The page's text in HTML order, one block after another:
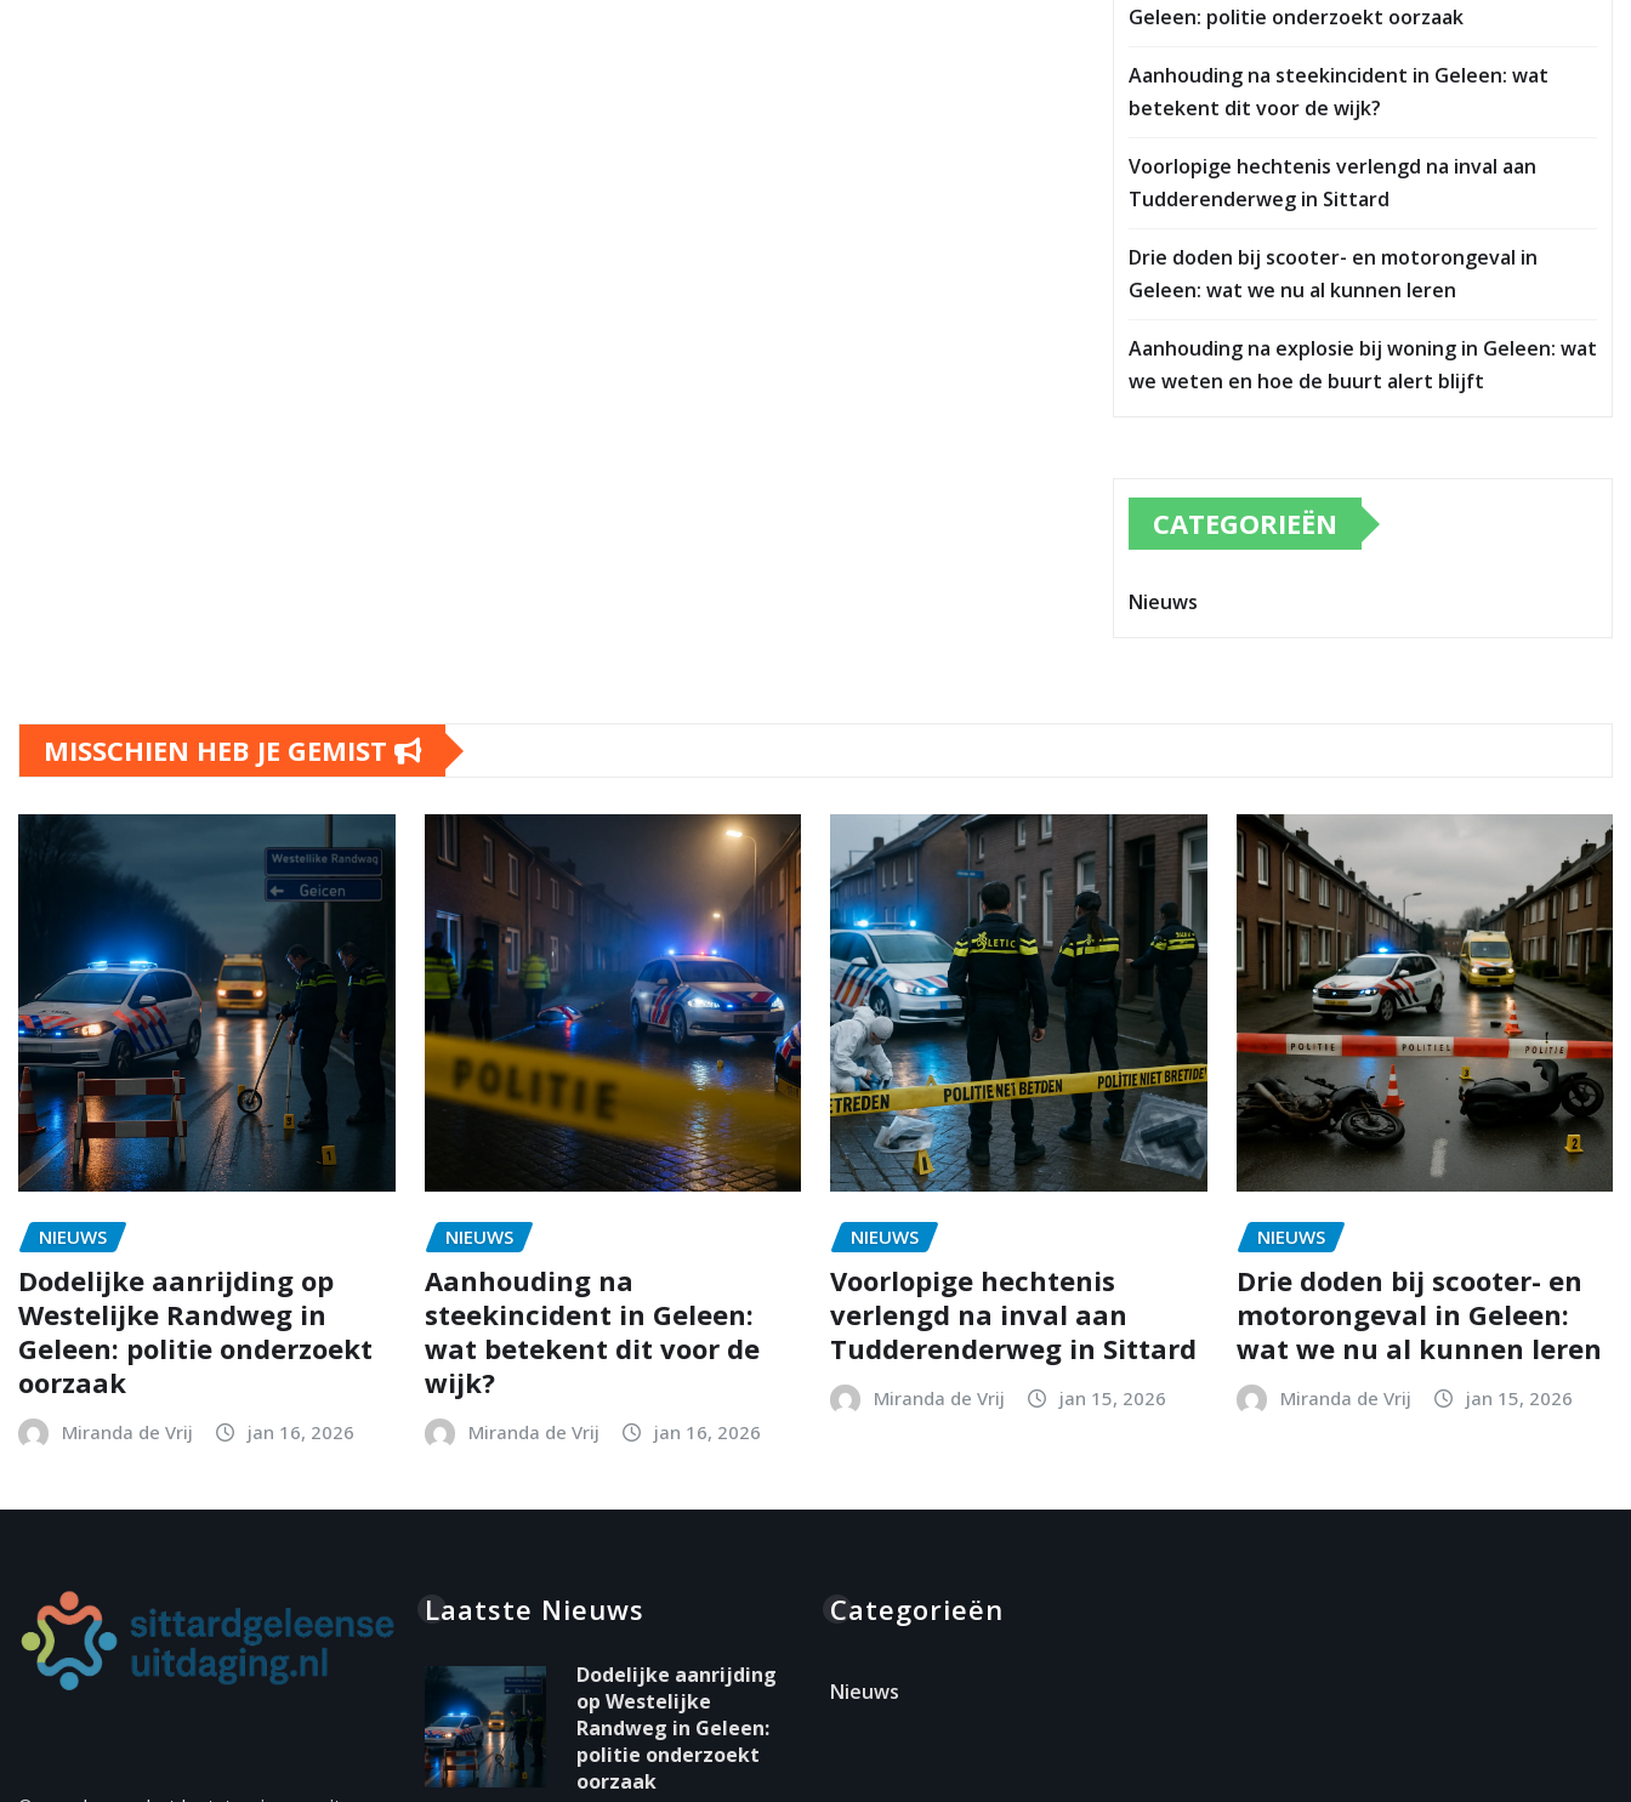
Geleen: politie onderzoekt oorzaak
Aanhouding na steekincident in Geleen: wat
betekent dit voor de wijk?
Voorlopige hechtenis verlengd na inval aan
Tudderenderweg in Sittard
Drie doden bij scooter- en motorongeval in
Geleen: wat we nu al kunnen leren
Aanhouding na explosie bij woning in Geleen: wat
we weten en hoe de buurt alert blijft
CATEGORIEËN
Nieuws
MISSCHIEN HEB JE GEMIST
NIEUWS
Dodelijke aanrijding op
Westelijke Randweg in
Geleen: politie onderzoekt
oorzaak
Miranda de Vrij jan 16, 2026
NIEUWS
Aanhouding na
steekincident in Geleen:
wat betekent dit voor de
wijk?
Miranda de Vrij jan 16, 2026
NIEUWS
Voorlopige hechtenis
verlengd na inval aan
Tudderenderweg in Sittard
Miranda de Vrij jan 15, 2026
NIEUWS
Drie doden bij scooter- en
motorongeval in Geleen:
wat we nu al kunnen leren
Miranda de Vrij jan 15, 2026
Laatste Nieuws
Dodelijke aanrijding
op Westelijke
Randweg in Geleen:
politie onderzoekt
oorzaak
Categorieën
Nieuws